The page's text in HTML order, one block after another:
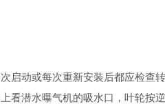
启动或每次重新安装后都应检查
看潜水曝气机的吸水口，叶轮按